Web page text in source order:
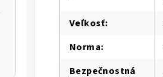
Veľkosť:
Norma:
Bezpečnostná